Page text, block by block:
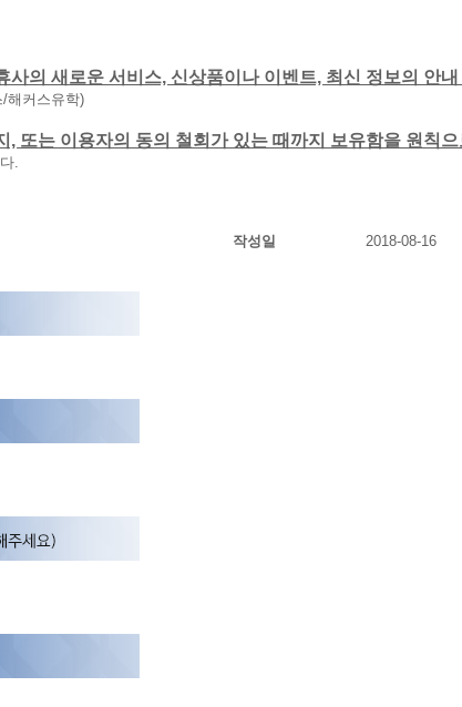
의 새로운 서비스, 신상품이나 이벤트, 최신 정보의 안
해커스유학)
또는 이용자의 동의 철회가 있는 때까지 보유함을 원칙
.
작성일
2018-08-16